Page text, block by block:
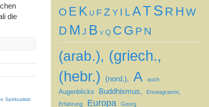
die
Spiritualität
O E K U FZ Y I LAT S R H W
D M J B V Q C G P N
(arab.), (griech.,
(hebr.)
(nord.), A auch
Augenblicks Buddhismus,
Enneagramm,
Erfahrung
Europa Georg